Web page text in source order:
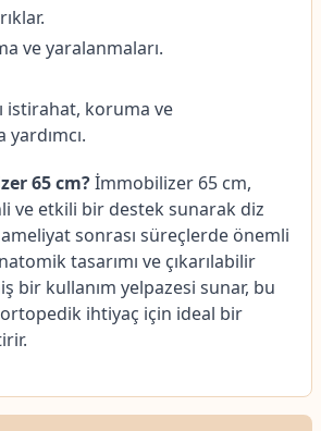
ve yaralanmaları.
istirahat, koruma ve
65 cm?İmmobilizer 65 cm,
ve etkili bir destek sunarak diz
sonrası süreçlerde önemli
tasarımı ve çıkarılabilir
bir kullanım yelpazesi sunar, bu
ihtiyaç için ideal bir